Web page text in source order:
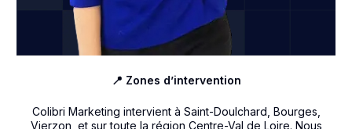
📍 Zones d’intervention
Colibri Marketing intervient à Saint-Doulchard, Bourges,
Vierzon, et sur toute la région Centre-Val de Loire. Nous